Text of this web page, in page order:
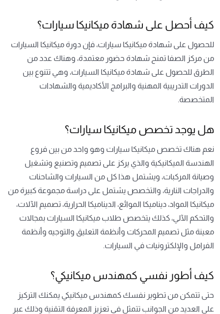
كيف أحصل على شهادة ميكانيكا سيارات؟
للحصول على شهادة ميكانيكا سيارات، فإن دورة ميكانيكا السيارات
من مركز الصفا تمنح شهادة حضور معتمدة، وهناك عدد من
الطرق للحصول على شهادة ميكانيكا السيارات، وهي تتنوع بين
الدورات التدريبية المهنية والبرامج الأكاديمية والشهادات
المتخصصة.
هل يوجد تخصص ميكانيكا سيارات؟
نعم هناك تخصص ميكانيكا سيارات وهو واحد من بين فروع
الهندسة الميكانيكية والذي يركز على تصميم وتصنيع وتشغيل
وصيانة المركبات، ويشتمل هذا كل من السيارات والشاحنات
والدراجات النارية، والتخصص يشتمل على دراسة مجموعة كبيرة من
ميكانيكا المواد، ديناميكا الموائع، الديناميكا الحرارية، تصميم الآلات،
والتحكم الآلي، كذلك يتخصص طلاب ميكانيكا السيارات بمجالات
معينة مثل تصميم المحركات وأنظمة التعليق والتوجيه وأنظمة
الفرامل والإلكترونيات في السيارات.
كيف أطور نفسي كمهندس ميكانيكي؟
حتى تتمكن من تطوير نفسك كمهندس ميكانيكي يمكنك التركيز
على العديد من الجوانب تتمثل في تعزيز المعرفة التقنية وذلك عبر